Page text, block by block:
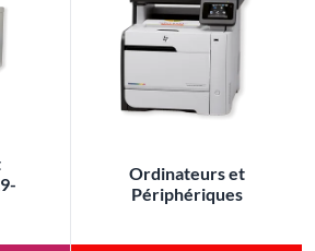
Ordinateurs et
Périphériques